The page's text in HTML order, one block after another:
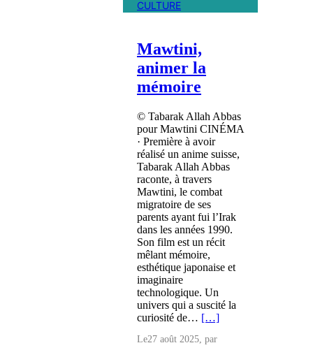
CULTURE
Mawtini,
animer la
mémoire
© Tabarak Allah Abbas
pour Mawtini CINÉMA
· Première à avoir
réalisé un anime suisse,
Tabarak Allah Abbas
raconte, à travers
Mawtini, le combat
migratoire de ses
parents ayant fui l’Irak
dans les années 1990.
Son film est un récit
mêlant mémoire,
esthétique japonaise et
imaginaire
technologique. Un
univers qui a suscité la
curiosité de… […]
Le27 août 2025, par